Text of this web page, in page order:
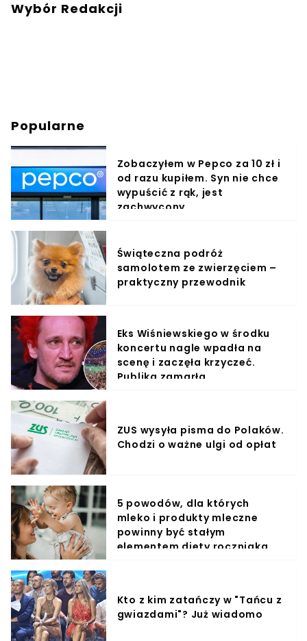
Wybór Redakcji
Popularne
Zobaczyłem w Pepco za 10 zł i
od razu kupiłem. Syn nie chce
wypuścić z rąk, jest
zachwycony
Świąteczna podróż
samolotem ze zwierzęciem –
praktyczny przewodnik
Eks Wiśniewskiego w środku
koncertu nagle wpadła na
scenę i zaczęła krzyczeć.
Publika zamarła
ZUS wysyła pisma do Polaków.
Chodzi o ważne ulgi od opłat
5 powodów, dla których
mleko i produkty mleczne
powinny być stałym
elementem diety roczniaka
Kto z kim zatańczy w "Tańcu z
gwiazdami"? Już wiadomo